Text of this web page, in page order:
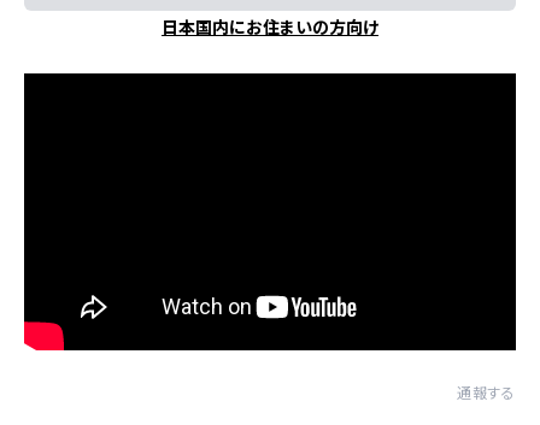
日本国内にお住まいの方向け
通報する